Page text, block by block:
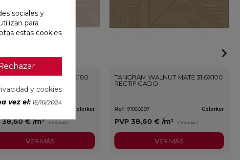
CAMEL MATE 31,6X100
Colorker
38,60 €/m² (IVA incl.)
VER MÁS
TANGRAM WALNUT MATE 31,6X100
RECTIFICADO
Ref: 91080297 Colorker
PVP 38,60 €/m² (IVA incl.)
VER MÁS
sociales y
para
estas cookies
y cookies
vez el: 15/10/2024